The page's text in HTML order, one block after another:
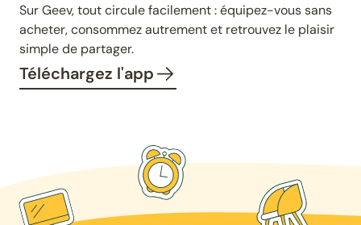
Sur Geev, tout circule facilement : équipez-vous sans
acheter, consommez autrement et retrouvez le plaisir
simple de partager.
Téléchargez l'app